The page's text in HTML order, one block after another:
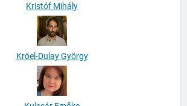
Kristóf Mihály
Kröel-Dulay György